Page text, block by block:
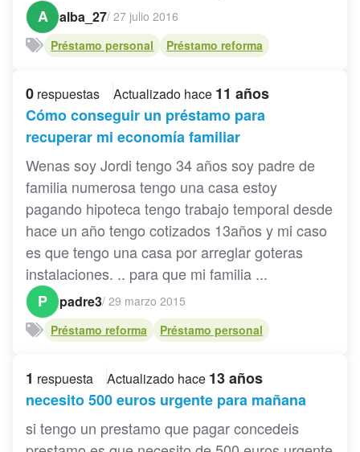
A
alba_27/ 27 julio 2016
Préstamo personal
Préstamo reforma
0 respuestas Actualizado hace 11 años
Cómo conseguir un préstamo para
recuperar mi economía familiar
Wenas soy Jordi tengo 34 años soy padre de
familia numerosa tengo una casa estoy
pagando hipoteca tengo trabajo temporal desde
hace un año tengo cotizados 13años y mi caso
es que tengo una casa por arreglar goteras
instalaciones. .. para que mi familia ...
P
padre3/ 29 marzo 2015
Préstamo reforma
Préstamo personal
1 respuesta Actualizado hace 13 años
necesito 500 euros urgente para mañana
si tengo un prestamo que pagar concedeis